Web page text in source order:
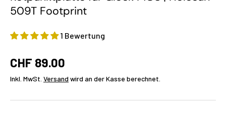
509T Footprint
1 Bewertung
CHF 89.00
Inkl. MwSt. Versand wird an der Kasse berechnet.